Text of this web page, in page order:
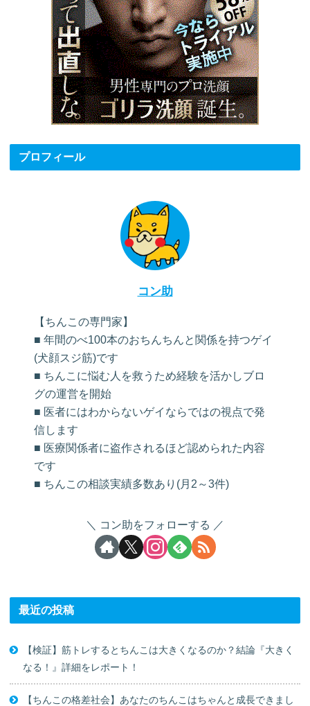
プロフィール
コン助
【ちんこの専門家】
■ 年間のべ100本のおちんちんと関係を持つゲイ
(犬顔スジ筋)です
■ ちんこに悩む人を救うため経験を活かしブロ
グの運営を開始
■ 医者にはわからないゲイならではの視点で発
信します
■ 医療関係者に盗作されるほど認められた内容
です
■ ちんこの相談実績多数あり(月2～3件)
コン助をフォローする
最近の投稿
【検証】筋トレするとちんこは大きくなるのか？結論『大きく
なる！』詳細をレポート！
【ちんこの格差社会】あなたのちんこはちゃんと成長できまし